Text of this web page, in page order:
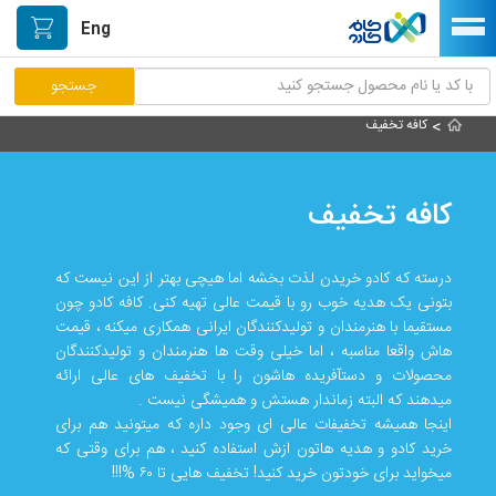
Eng
مرکز پاسخگویی مشتریان
نصب اپلیکیشن اندرویدی
صفحه اصلی
پیگیری سفارشات
دسته بندی محصولات
خیابان هنر/بازار دستآفریده ها
حمایت از تولیدکنندگان
> کافه تخفیف
کافه تخفیف
درسته که کادو خریدن لذت بخشه اما هیچی بهتر از این نیست که
بتونی یک هدیه خوب رو با قیمت عالی تهیه کنی. کافه کادو چون
مستقیما با هنرمندان و تولیدکنندگان ایرانی همکاری میکنه ، قیمت
هاش واقعا مناسبه ، اما خیلی وقت ها هنرمندان و تولیدکنندگان
محصولات و دستآفریده هاشون را با تخفیف های عالی ارائه
میدهند که البته زماندار هستش و همیشگی نیست .
اینجا همیشه تخفیفات عالی ای وجود داره که میتونید هم برای
خرید کادو و هدیه هاتون ازش استفاده کنید ، هم برای وقتی که
میخواید برای خودتون خرید کنید! تخفیف هایی تا ۶۰ %!!!